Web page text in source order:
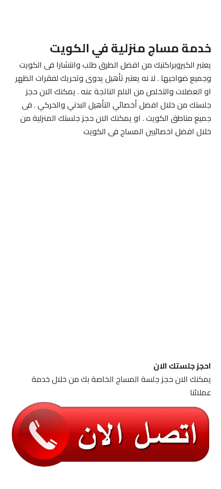
خدمة مساج منزلية في الكويت
يعتبر الكيروبراكتيك من افضل الطرق طلب وانتشارا فى الكويت
وجميع ضواحيها . لا نه يعتبر تأهيل يدوى وتحريك لفقرات الظهر
او العضلات والتخلص من الالم الناتجة عنه . يمكنك الان حجز
جلستك من خلال افضل أخصائي التأهيل البدني والحركي . فى
جميع مناطق الكويت . او يمكنك الان حجز جلستك المنزلية من
خلال افضل اخصائيين المساج فى الكويت
احجز جلستك الان
يمكنك الان حجز جلسة المساج الخاصة بك من خلال خدمة
عملائنا